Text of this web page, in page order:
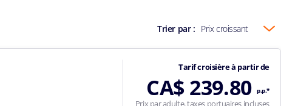
Trier par : Prix croissant
Tarif croisière à partir de
CA$ 239.80 p.p.*
Prix par adulte, taxes portuaires incluses